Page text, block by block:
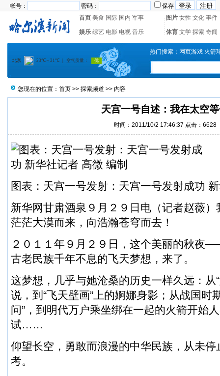
帐号： 密码：
保存
首页 美食 国际 国内 军事 图片 女性 文化 事件
娱乐 综艺 电影 电视 音乐 体育 文学 探索 奇闻
热门搜索： 网页游戏 火箭
您现在的位置： 首页 >> 探索频道 >> 内容
天宫一号自述：我在太空
时间：2011/10/2 17:46:37 点击： 6628
图表：天宫一号发射：天宫一号发射成功
新华网甘肃酒泉９月２９日电（记者赵薇
茫茫大漠而来，向浩瀚苍穹而去！
２０１１年９月２９日，这个美丽的秋夜
古老民族千年不息的飞天梦想，来了。
这梦想，几乎与她沧桑的历史一样久远：从
说，到“飞天壁画”上的婀娜身影；从战国时
问”，到明代万户乘坐绑在一起的火箭开始
试……
仰望长空，勇敢而浪漫的中华民族，从未
考。